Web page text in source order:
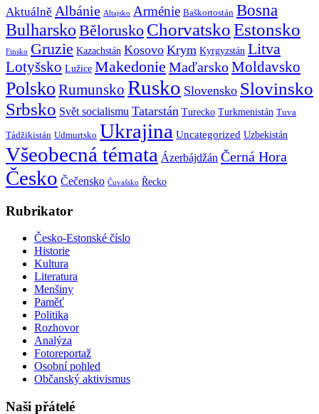
Aktuálně Albánie Altajsko Arménie Baškortostán Bosna
Bulharsko Bělorusko ChorvatskoEstonsko
Finsko Gruzie Kazachstán Kosovo Krym Kyrgyzstán Litva
Lotyšsko Lužice Makedonie MaďarskoMoldavsko
Polsko Rumunsko Rusko Slovensko Slovinsko
Srbsko Svět socialismu Tatarstán Turecko Turkmenistán Tuva
Tádžikistán Udmurtsko Ukrajina Uncategorized Uzbekistán
Všeobecná témata Ázerbájdžán Černá Hora
Česko Čečensko Čuvašsko Řecko
Rubrikator
Česko-Estonské číslo
Historie
Kultura
Literatura
Menšiny
Paměť
Politika
Rozhovor
Analýza
Fotoreportaž
Osobní pohled
Občanský aktivismus
Naši přátelé